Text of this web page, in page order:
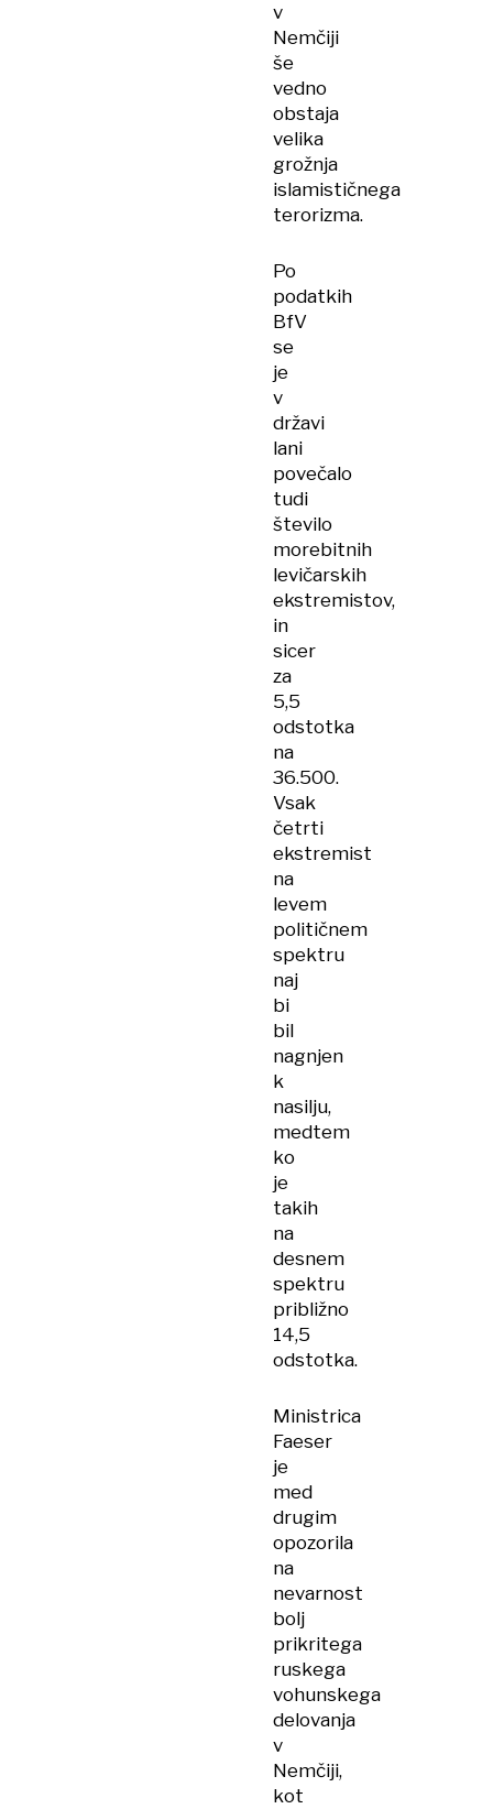
v
Nemčiji
še
vedno
obstaja
velika
grožnja
islamističnega
terorizma.
Po
podatkih
BfV
se
je
v
državi
lani
povečalo
tudi
število
morebitnih
levičarskih
ekstremistov,
in
sicer
za
5,5
odstotka
na
36.500.
Vsak
četrti
ekstremist
na
levem
političnem
spektru
naj
bi
bil
nagnjen
k
nasilju,
medtem
ko
je
takih
na
desnem
spektru
približno
14,5
odstotka.
Ministrica
Faeser
je
med
drugim
opozorila
na
nevarnost
bolj
prikritega
ruskega
vohunskega
delovanja
v
Nemčiji,
kot